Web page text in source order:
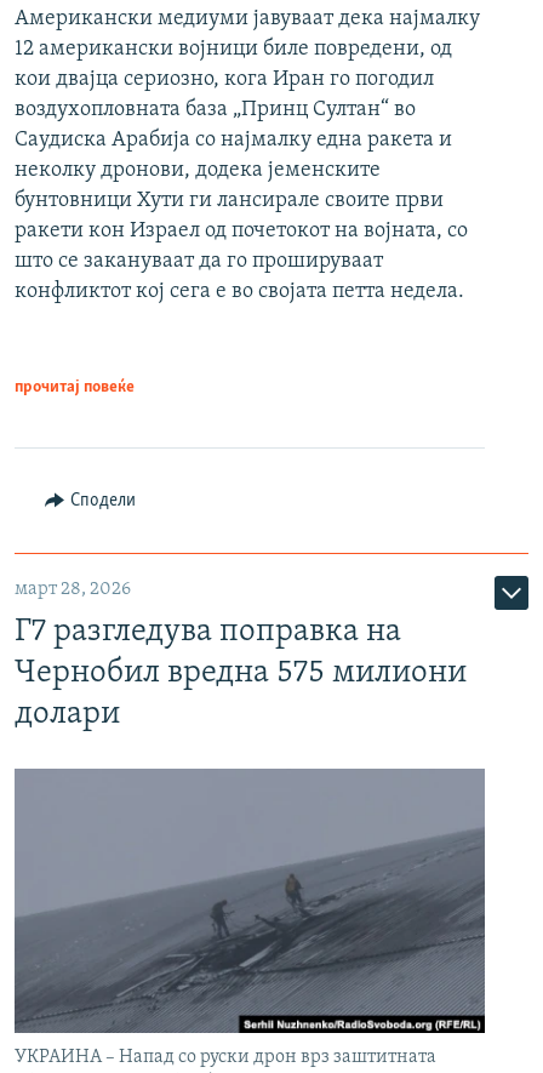
Американски медиуми јавуваат дека најмалку
12 американски војници биле повредени, од
кои двајца сериозно, кога Иран го погодил
воздухопловната база „Принц Султан“ во
Саудиска Арабија со најмалку една ракета и
неколку дронови, додека јеменските
бунтовници Хути ги лансирале своите први
ракети кон Израел од почетокот на војната, со
што се закануваат да го прошируваат
конфликтот кој сега е во својата петта недела.
прочитај повеќе
Сподели
март 28, 2026
Г7 разгледува поправка на
Чернобил вредна 575 милиони
долари
УКРАИНА – Напад со руски дрон врз заштитната